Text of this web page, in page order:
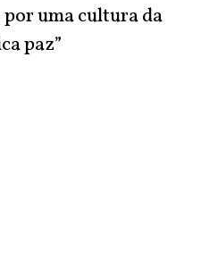
uma cultura da
paz”